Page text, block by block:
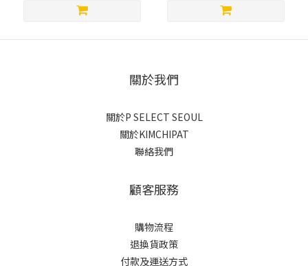
關於我們
關於P SELECT SEOUL
關於KIMCHIPAT
聯絡我們
顧客服務
購物流程
退換貨政策
付款及運送方式